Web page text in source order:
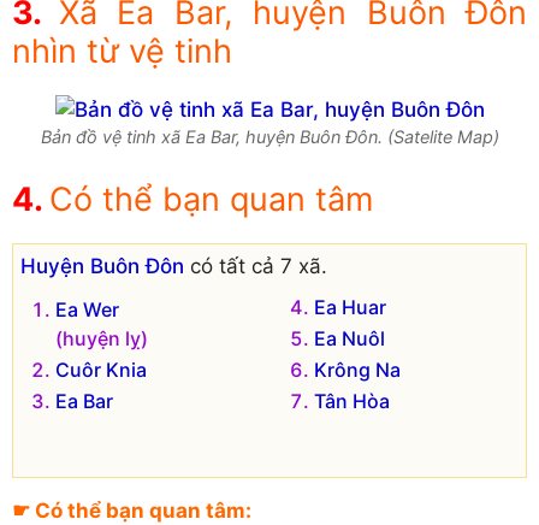
Xã Ea Bar, huyện Buôn Đôn
nhìn từ vệ tinh
Bản đồ vệ tinh xã Ea Bar, huyện Buôn Đôn. (Satelite Map)
Có thể bạn quan tâm
Huyện Buôn Đôn có tất cả 7 xã.
Ea Wer
(huyện lỵ)
Cuôr Knia
Ea Bar
Ea Huar
Ea Nuôl
Krông Na
Tân Hòa
☛ Có thể bạn quan tâm: